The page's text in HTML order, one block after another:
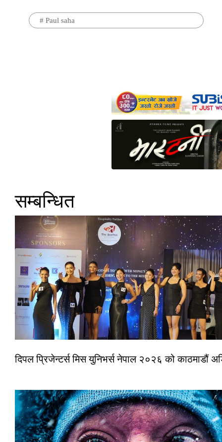
# Paul saha
सम्बन्धित
दिपल प्रिजेन्टर्स मिस युनिभर्स नेपाल २०२६ को काठमाडौं